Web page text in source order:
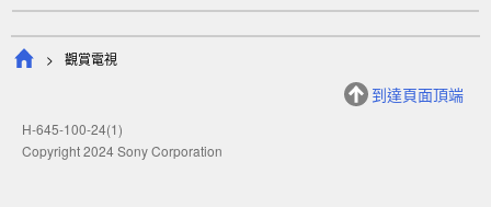
觀賞電視
到達頁面頂端
H-645-100-24(1)
Copyright 2024 Sony Corporation